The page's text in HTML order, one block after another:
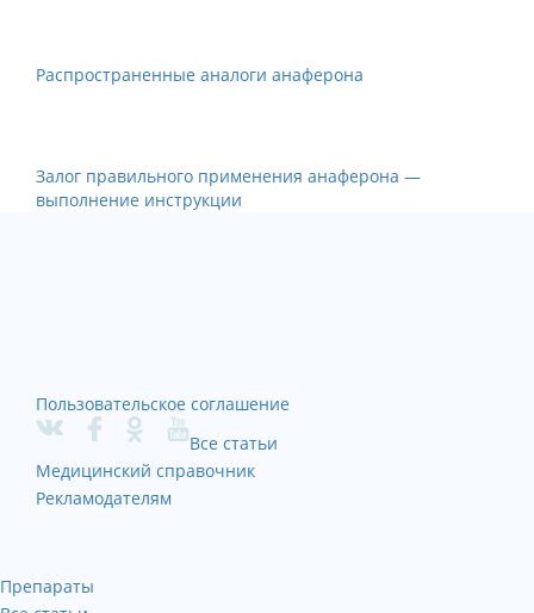
Распространенные аналоги анаферона
Залог правильного применения анаферона —
выполнение инструкции
Пользовательское соглашение
Все статьи
Медицинский справочник
Рекламодателям
Препараты